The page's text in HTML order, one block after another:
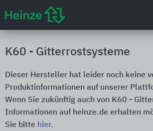
K60 - Gitterrostsysteme
Dieser Hersteller hat leider noch keine
Produktinformationen auf unserer
Wenn Sie zukünftig auch von K60 -
Informationen auf heinze.de erhalten
Sie bitte hier.